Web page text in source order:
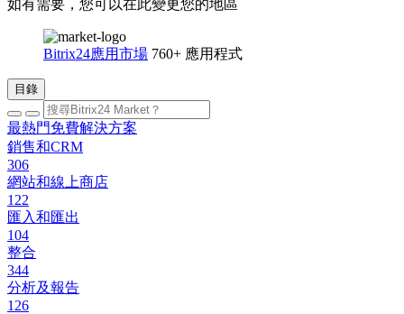
如有需要，您可以在此變更您的地區
Bitrix24應用市場 760+ 應用程式
目錄
最熱門免費解決方案
銷售和CRM
306
網站和線上商店
122
匯入和匯出
104
整合
344
分析及報告
126